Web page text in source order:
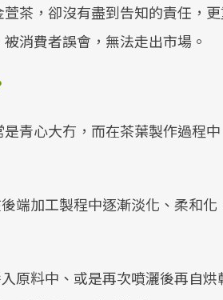
茶，卻沒有盡到告知的責任，
消費者誤會，無法走出市場。
青心大冇，而在茶葉製作過程
端加工製程中逐漸淡化、柔和
原料中、或是再次噴灑後再自烘